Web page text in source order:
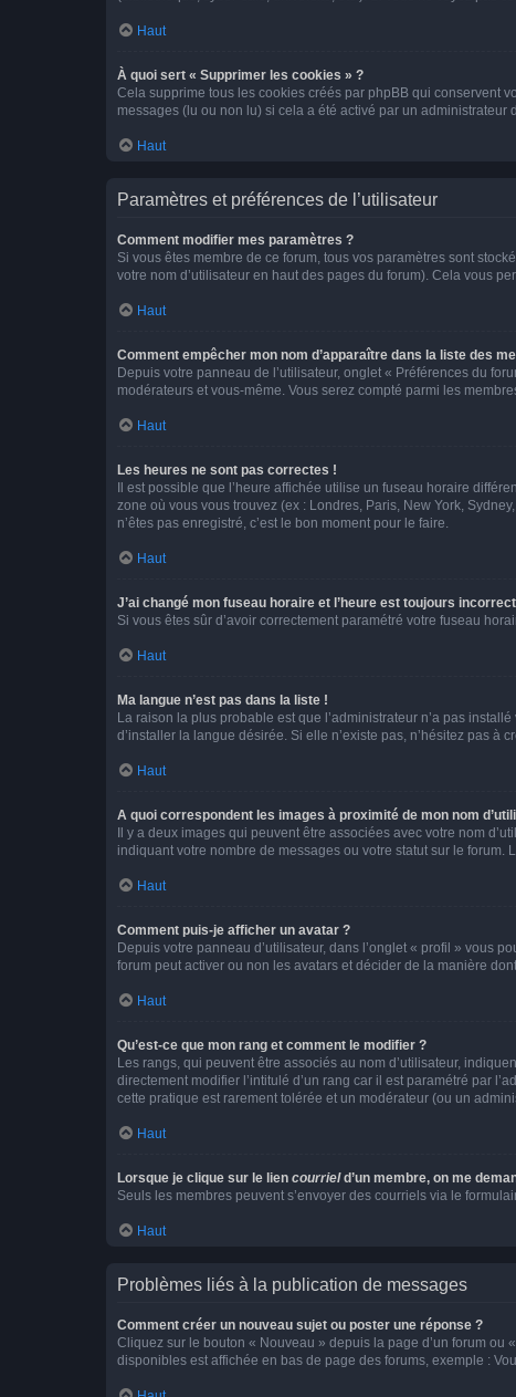
Haut
À quoi sert « Supprimer les cookies » ?
Cela supprime tous les cookies créés par phpBB qui conservent
messages (lu ou non lu) si cela a été activé par un
Haut
Paramètres et préférences de l’utilisateur
Comment modifier mes paramètres ?
Si vous êtes membre de ce forum, tous vos paramètres sont
votre nom d’utilisateur en haut des pages du forum). Cela vous
Haut
Comment empêcher mon nom d’apparaître dans la liste des
Depuis votre panneau de l’utilisateur, onglet « Préférences du
modérateurs et vous-même. Vous serez compté parmi les
Haut
Les heures ne sont pas correctes !
Il est possible que l’heure affichée utilise un fuseau horaire
zone où vous vous trouvez (ex : Londres, Paris, New York,
n’êtes pas enregistré, c’est le bon moment pour le faire.
Haut
J’ai changé mon fuseau horaire et l’heure est toujours
Si vous êtes sûr d’avoir correctement paramétré votre fuseau
Haut
Ma langue n’est pas dans la liste !
La raison la plus probable est que l’administrateur n’a pas
d’installer la langue désirée. Si elle n’existe pas, n’hésitez pas à
Haut
A quoi correspondent les images à proximité de mon nom
Il y a deux images qui peuvent être associées avec votre nom
indiquant votre nombre de messages ou votre statut sur le
Haut
Comment puis-je afficher un avatar ?
Depuis votre panneau d’utilisateur, dans l’onglet « profil » vous
forum peut activer ou non les avatars et décider de la manière
Haut
Qu’est-ce que mon rang et comment le modifier ?
Les rangs, qui peuvent être associés au nom d’utilisateur,
directement modifier l’intitulé d’un rang car il est paramétré par
cette pratique est rarement tolérée et un modérateur (ou un
Haut
Lorsque je clique sur le lien courrield’un membre, on me
Seuls les membres peuvent s’envoyer des courriels via le
Haut
Problèmes liés à la publication de messages
Comment créer un nouveau sujet ou poster une réponse ?
Cliquez sur le bouton « Nouveau » depuis la page d’un forum ou
disponibles est affichée en bas de page des forums, exemple :